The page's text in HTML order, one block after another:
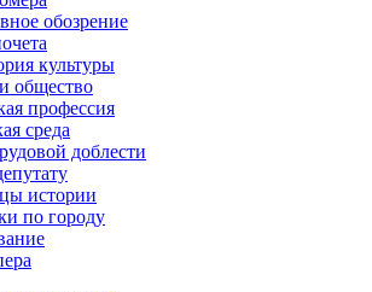
обозрение
культуры
общество
профессия
среда
доблести
истории
по городу